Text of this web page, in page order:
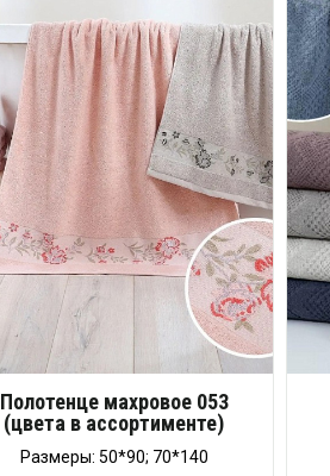
Полотенце махровое 053
(цвета в ассортименте)
Размеры: 50*90; 70*140